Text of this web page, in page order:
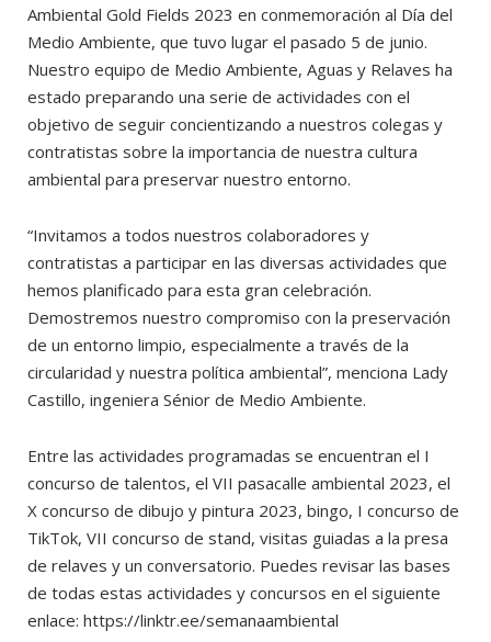
Ambiental Gold Fields 2023 en conmemoración al Día del
Medio Ambiente, que tuvo lugar el pasado 5 de junio.
Nuestro equipo de Medio Ambiente, Aguas y Relaves ha
estado preparando una serie de actividades con el
objetivo de seguir concientizando a nuestros colegas y
contratistas sobre la importancia de nuestra cultura
ambiental para preservar nuestro entorno.
“Invitamos a todos nuestros colaboradores y
contratistas a participar en las diversas actividades que
hemos planificado para esta gran celebración.
Demostremos nuestro compromiso con la preservación
de un entorno limpio, especialmente a través de la
circularidad y nuestra política ambiental”, menciona Lady
Castillo, ingeniera Sénior de Medio Ambiente.
Entre las actividades programadas se encuentran el I
concurso de talentos, el VII pasacalle ambiental 2023, el
X concurso de dibujo y pintura 2023, bingo, I concurso de
TikTok, VII concurso de stand, visitas guiadas a la presa
de relaves y un conversatorio. Puedes revisar las bases
de todas estas actividades y concursos en el siguiente
enlace: https://linktr.ee/semanaambiental